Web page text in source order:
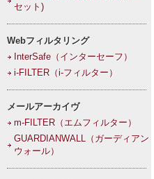
セット)
Webフィルタリング
InterSafe（インターセーフ）
i-FILTER（i-フィルター）
メールアーカイヴ
m-FILTER（エムフィルター）
GUARDIANWALL（ガーディアン
ウォール）